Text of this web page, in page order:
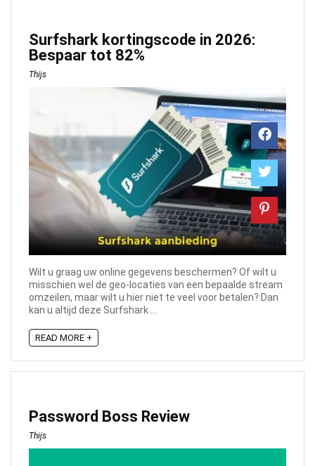
Surfshark kortingscode in 2026:
Bespaar tot 82%
Thijs
Wilt u graag uw online gegevens beschermen? Of wilt u
misschien wel de geo-locaties van een bepaalde stream
omzeilen, maar wilt u hier niet te veel voor betalen? Dan
kan u altijd deze Surfshark ...
READ MORE +
Password Boss Review
Thijs